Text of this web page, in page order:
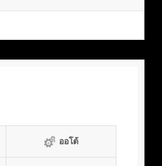
ออโต้